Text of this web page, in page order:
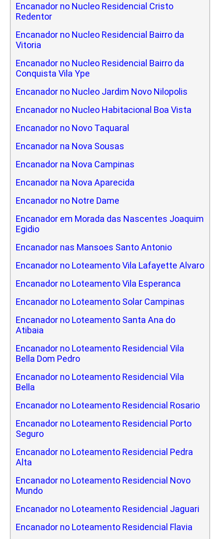
Encanador no Nucleo Residencial Cristo
Redentor
Encanador no Nucleo Residencial Bairro da
Vitoria
Encanador no Nucleo Residencial Bairro da
Conquista Vila Ype
Encanador no Nucleo Jardim Novo Nilopolis
Encanador no Nucleo Habitacional Boa Vista
Encanador no Novo Taquaral
Encanador na Nova Sousas
Encanador na Nova Campinas
Encanador na Nova Aparecida
Encanador no Notre Dame
Encanador em Morada das Nascentes Joaquim
Egidio
Encanador nas Mansoes Santo Antonio
Encanador no Loteamento Vila Lafayette Alvaro
Encanador no Loteamento Vila Esperanca
Encanador no Loteamento Solar Campinas
Encanador no Loteamento Santa Ana do
Atibaia
Encanador no Loteamento Residencial Vila
Bella Dom Pedro
Encanador no Loteamento Residencial Vila
Bella
Encanador no Loteamento Residencial Rosario
Encanador no Loteamento Residencial Porto
Seguro
Encanador no Loteamento Residencial Pedra
Alta
Encanador no Loteamento Residencial Novo
Mundo
Encanador no Loteamento Residencial Jaguari
Encanador no Loteamento Residencial Flavia